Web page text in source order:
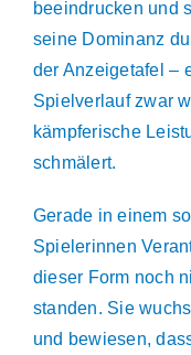
beeindrucken und
seine Dominanz
der Anzeigetafel –
Spielverlauf zwar
kämpferische
schmälert.
Gerade in einem
Spielerinnen
dieser Form noch
standen. Sie
und bewiesen,